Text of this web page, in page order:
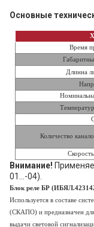
Основные
Время
Длинна
Количество
Внимание!
01…-04).
Блок реле БР
Используется в составе
(СКАПО) и предназначен
выдачи световой